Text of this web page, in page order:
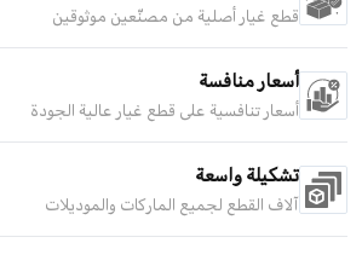
قطع غيار أصلية من مصنّعين موثوقين
أسعار منافسة
أسعار تنافسية على قطع غيار عالية الجودة
تشكيلة واسعة
آلاف القطع لجميع الماركات والموديلات